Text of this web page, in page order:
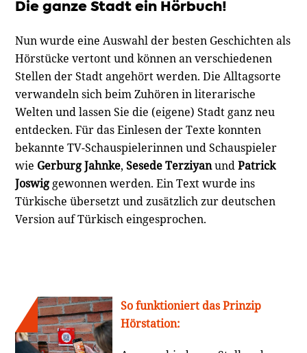
Die ganze Stadt ein Hörbuch!
Nun wurde eine Auswahl der besten Geschichten als
Hörstücke vertont und können an verschiedenen
Stellen der Stadt angehört werden. Die Alltagsorte
verwandeln sich beim Zuhören in literarische
Welten und lassen Sie die (eigene) Stadt ganz neu
entdecken. Für das Einlesen der Texte konnten
bekannte TV-Schauspielerinnen und Schauspieler
wie Gerburg Jahnke,Sesede TerziyanundPatrick
Joswiggewonnen werden. Ein Text wurde ins
Türkische übersetzt und zusätzlich zur deutschen
Version auf Türkisch eingesprochen.
So funktioniert das Prinzip
Hörstation: